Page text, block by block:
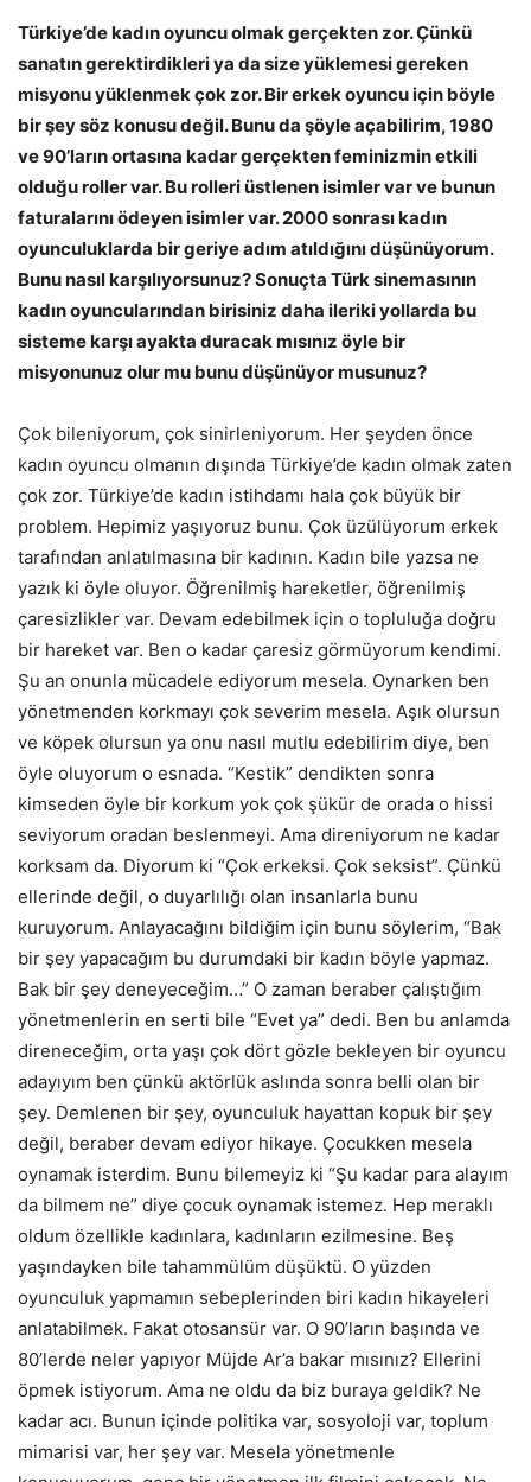
Türkiye’de kadın oyuncu olmak gerçekten zor. Çünkü
sanatın gerektirdikleri ya da size yüklemesi gereken
misyonu yüklenmek çok zor. Bir erkek oyuncu için böyle
bir şey söz konusu değil. Bunu da şöyle açabilirim, 1980
ve 90’ların ortasına kadar gerçekten feminizmin etkili
olduğu roller var. Bu rolleri üstlenen isimler var ve bunun
faturalarını ödeyen isimler var. 2000 sonrası kadın
oyunculuklarda bir geriye adım atıldığını düşünüyorum.
Bunu nasıl karşılıyorsunuz? Sonuçta Türk sinemasının
kadın oyuncularından birisiniz daha ileriki yollarda bu
sisteme karşı ayakta duracak mısınız öyle bir
misyonunuz olur mu bunu düşünüyor musunuz?
Çok bileniyorum, çok sinirleniyorum. Her şeyden önce
kadın oyuncu olmanın dışında Türkiye’de kadın olmak zaten
çok zor. Türkiye’de kadın istihdamı hala çok büyük bir
problem. Hepimiz yaşıyoruz bunu. Çok üzülüyorum erkek
tarafından anlatılmasına bir kadının. Kadın bile yazsa ne
yazık ki öyle oluyor. Öğrenilmiş hareketler, öğrenilmiş
çaresizlikler var. Devam edebilmek için o topluluğa doğru
bir hareket var. Ben o kadar çaresiz görmüyorum kendimi.
Şu an onunla mücadele ediyorum mesela. Oynarken ben
yönetmenden korkmayı çok severim mesela. Aşık olursun
ve köpek olursun ya onu nasıl mutlu edebilirim diye, ben
öyle oluyorum o esnada. “Kestik” dendikten sonra
kimseden öyle bir korkum yok çok şükür de orada o hissi
seviyorum oradan beslenmeyi. Ama direniyorum ne kadar
korksam da. Diyorum ki “Çok erkeksi. Çok seksist”. Çünkü
ellerinde değil, o duyarlılığı olan insanlarla bunu
kuruyorum. Anlayacağını bildiğim için bunu söylerim, “Bak
bir şey yapacağım bu durumdaki bir kadın böyle yapmaz.
Bak bir şey deneyeceğim…” O zaman beraber çalıştığım
yönetmenlerin en serti bile “Evet ya” dedi. Ben bu anlamda
direneceğim, orta yaşı çok dört gözle bekleyen bir oyuncu
adayıyım ben çünkü aktörlük aslında sonra belli olan bir
şey. Demlenen bir şey, oyunculuk hayattan kopuk bir şey
değil, beraber devam ediyor hikaye. Çocukken mesela
oynamak isterdim. Bunu bilemeyiz ki “Şu kadar para alayım
da bilmem ne” diye çocuk oynamak istemez. Hep meraklı
oldum özellikle kadınlara, kadınların ezilmesine. Beş
yaşındayken bile tahammülüm düşüktü. O yüzden
oyunculuk yapmamın sebeplerinden biri kadın hikayeleri
anlatabilmek. Fakat otosansür var. O 90’ların başında ve
80’lerde neler yapıyor Müjde Ar’a bakar mısınız? Ellerini
öpmek istiyorum. Ama ne oldu da biz buraya geldik? Ne
kadar acı. Bunun içinde politika var, sosyoloji var, toplum
mimarisi var, her şey var. Mesela yönetmenle